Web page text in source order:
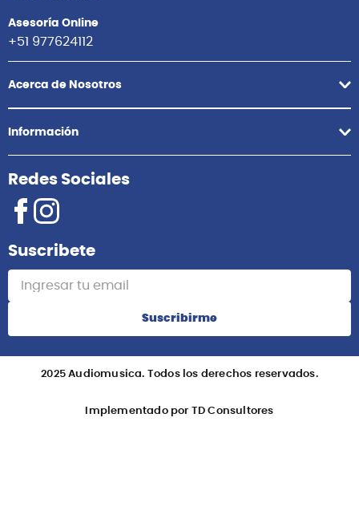
Asesoría Online
+51 977624112
Acerca de Nosotros
Información
Redes Sociales
Suscribete
Suscribirme
2025 Audiomusica. Todos los derechos reservados.
Implementado por TD Consultores